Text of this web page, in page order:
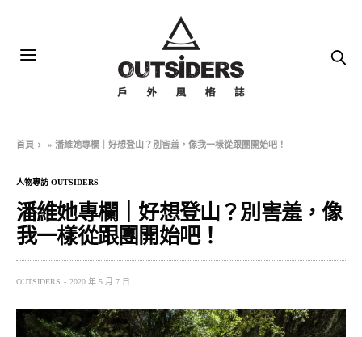
首頁 »潘維她專欄｜好想登山？別害羞，像我一樣從跟團開始吧！
人物專訪 OUTSIDERS
潘維她專欄｜好想登山？別害羞，像
我一樣從跟團開始吧！
OUTSIDERS 2020 年 5 月 7 日